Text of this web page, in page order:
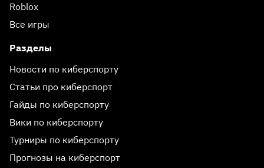
Roblox
Все игры
Разделы
Новости по киберспорту
Статьи про киберспорт
Гайды по киберспорту
Вики по киберспорту
Турниры по киберспорту
Прогнозы на киберспорт